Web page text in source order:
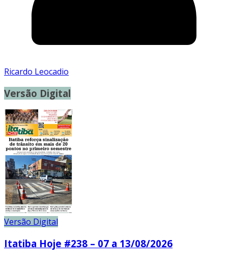
Ricardo Leocadio
Versão Digital
Versão Digital
Itatiba Hoje #238 – 07 a 13/08/2026